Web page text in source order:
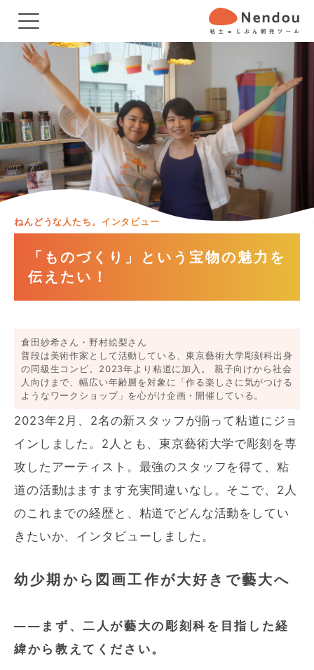
ねんどうな人たち。インタビュー
「ものづくり」という宝物の魅力を
伝えたい！
倉田紗希さん・野村絵梨さん
普段は美術作家として活動している、東京藝術大学彫刻科出身
の同級生コンビ。2023年より粘道に加入。 親子向けから社会
人向けまで、幅広い年齢層を対象に「作る楽しさに気がつける
ようなワークショップ」を心がけ企画・開催している。
2023年2月、2名の新スタッフが揃って粘道にジョ
インしました。2人とも、東京藝術大学で彫刻を専
攻したアーティスト。最強のスタッフを得て、粘
道の活動はますます充実間違いなし。そこで、2人
のこれまでの経歴と、粘道でどんな活動をしてい
きたいか、インタビューしました。
幼少期から図画工作が大好きで藝大へ
――まず、二人が藝大の彫刻科を目指した経
緯から教えてください。